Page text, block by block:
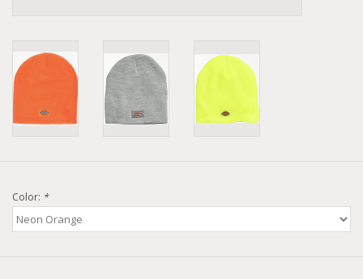
Color: *